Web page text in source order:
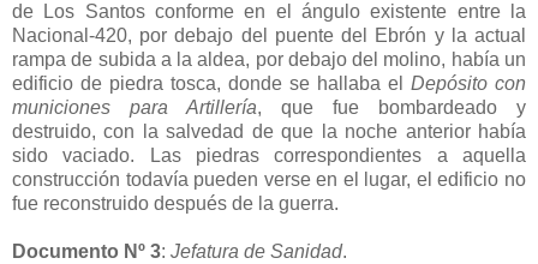
de Los Santos conforme en el ángulo existente entre la
Nacional-420, por debajo del puente del Ebrón y la actual
rampa de subida a la aldea, por debajo del molino, había un
edificio de piedra tosca, donde se hallaba el Depósito con
municiones para Artillería, que fue bombardeado y
destruido, con la salvedad de que la noche anterior había
sido vaciado. Las piedras correspondientes a aquella
construcción todavía pueden verse en el lugar, el edificio no
fue reconstruido después de la guerra.
Documento Nº 3: Jefatura de Sanidad.